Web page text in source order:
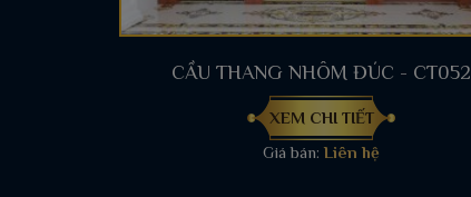
CẦU THANG NHÔM ĐÚC - CT052
XEM CHI TIẾT
Giá bán:Liên hệ